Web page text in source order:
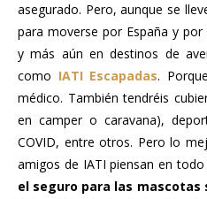
asegurado. Pero, aunque se
para moverse por España y
y más aún en destinos de
como IATI Escapadas.
médico. También tendréis
en camper o caravana),
COVID, entre otros. Pero lo
amigos de IATI piensan en
el seguro para las